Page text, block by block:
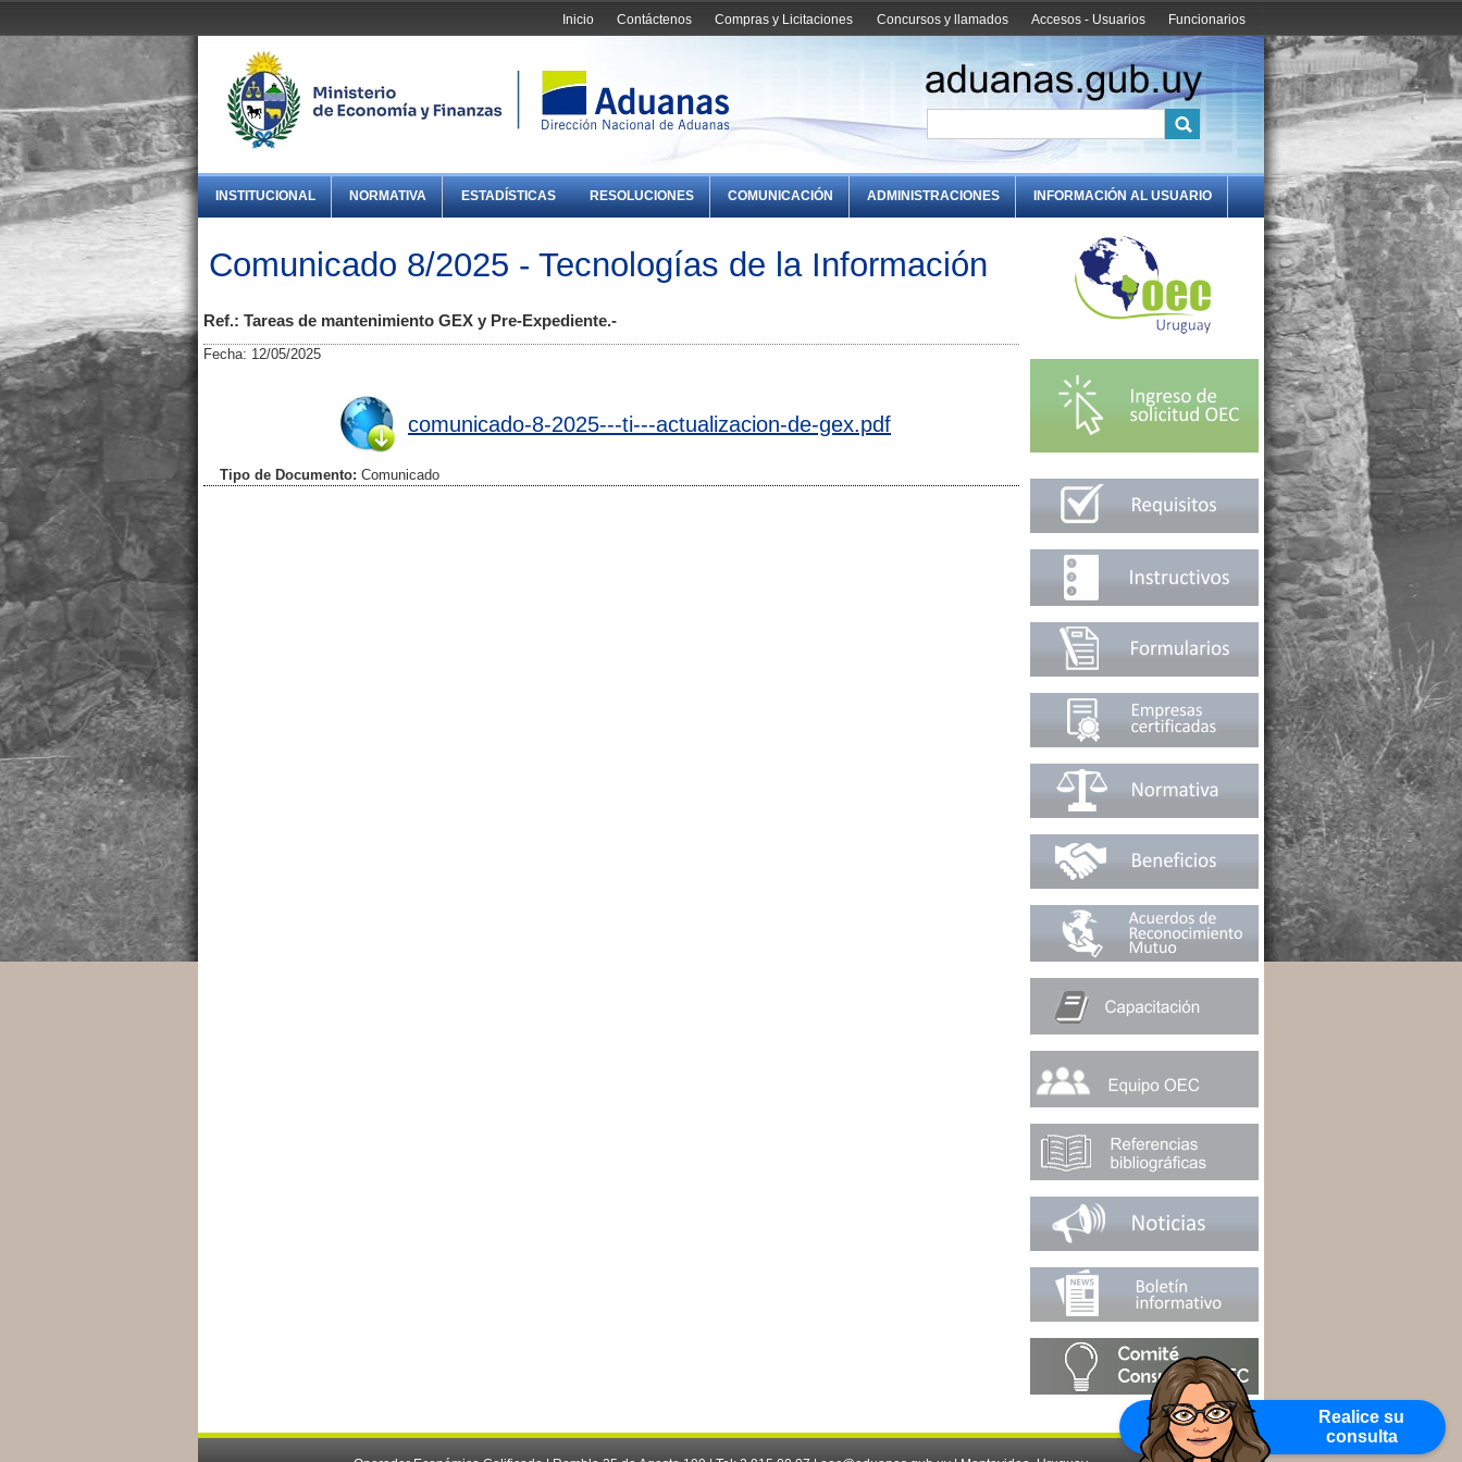
Funcionarios
Accesos - Usuarios
Concursos y llamados
Compras y Licitaciones
Contáctenos
Inicio
Realice su
consulta
INSTITUCIONAL NORMATIVA ESTADÍSTICAS RESOLUCIONES COMUNICACIÓN ADMINISTRACIONES INFORMACIÓN AL USUARIO
Comunicado 8/2025 - Tecnologías de la Información
Ref.: Tareas de mantenimiento GEX y Pre-Expediente.-
Fecha: 12/05/2025
comunicado-8-2025---ti---actualizacion-de-gex.pdf
Tipo de Documento: Comunicado